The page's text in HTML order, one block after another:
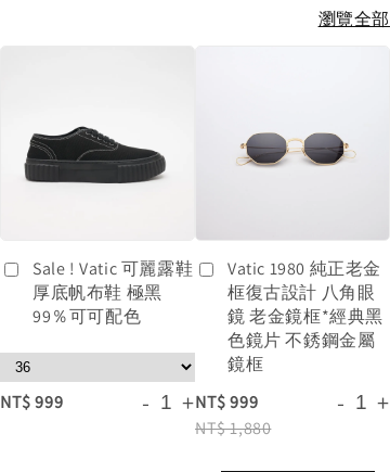
瀏覽全部
Sale ! Vatic 可麗露鞋
厚底帆布鞋 極黑
99％可可配色
NT$ 999 - +
Vatic 1980 純正老金
框復古設計 八角眼
鏡 老金鏡框*經典黑
色鏡片 不銹鋼金屬
鏡框
NT$ 999
NT$ 1,880
- +